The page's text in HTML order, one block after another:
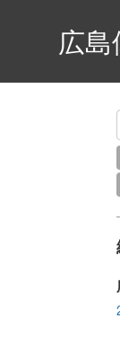
広